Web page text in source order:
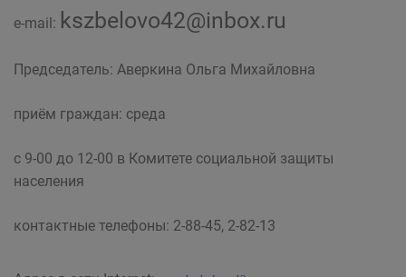
e-mail: kszbelovo42@inbox.ru
Председатель: Аверкина Ольга Михайловна
приём граждан: среда
с 9-00 до 12-00 в Комитете социальной защиты
населения
контактные телефоны: 2-88-45, 2-82-13